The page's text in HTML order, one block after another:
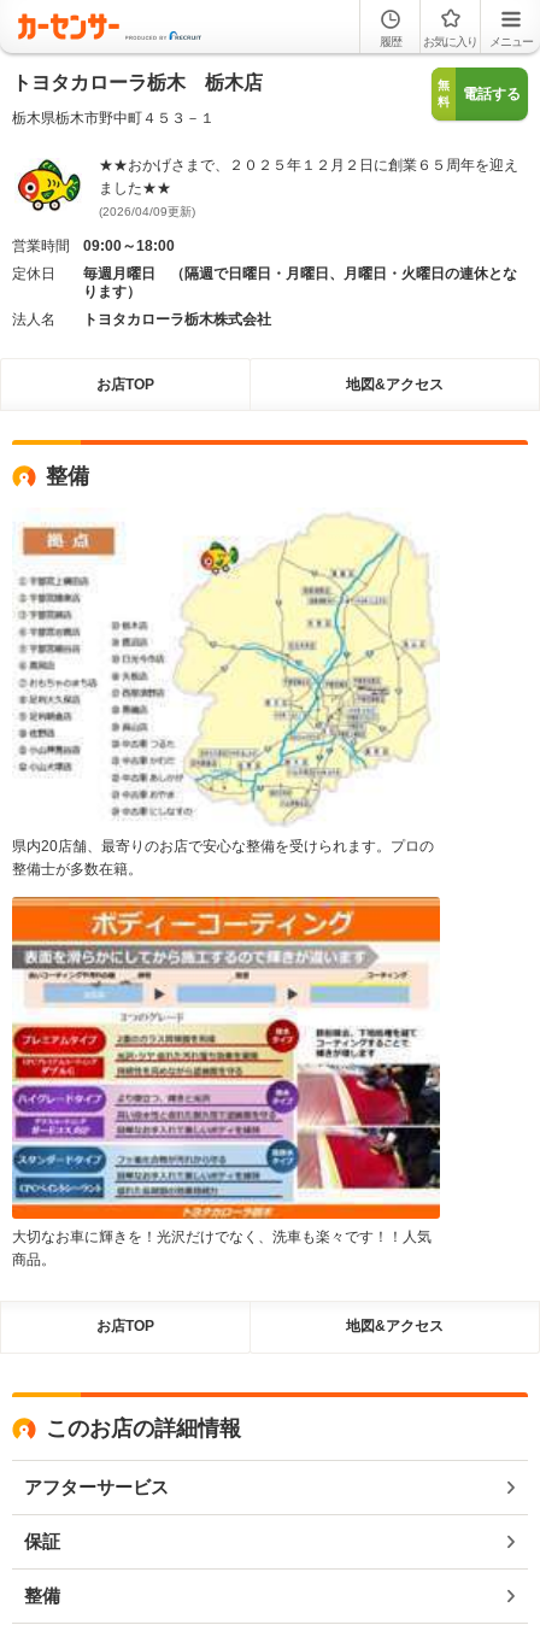
履歴 お気に入り メニュー
トヨタカローラ栃木 栃木店
栃木県栃木市野中町４５３－１
無
料
電話する
★★おかげさまで、２０２５年１２月２日に創業６５周年を迎え
ました★★
(2026/04/09更新)
営業時間
09:00～18:00
定休日
毎週月曜日 （隔週で日曜日・月曜日、月曜日・火曜日の連休とな
ります）
法人名
トヨタカローラ栃木株式会社
お店TOP 地図&アクセス
整備
県内20店舗、最寄りのお店で安心な整備を受けられます。プロの
整備士が多数在籍。
大切なお車に輝きを！光沢だけでなく、洗車も楽々です！！人気
商品。
お店TOP 地図&アクセス
このお店の詳細情報
アフターサービス
保証
整備